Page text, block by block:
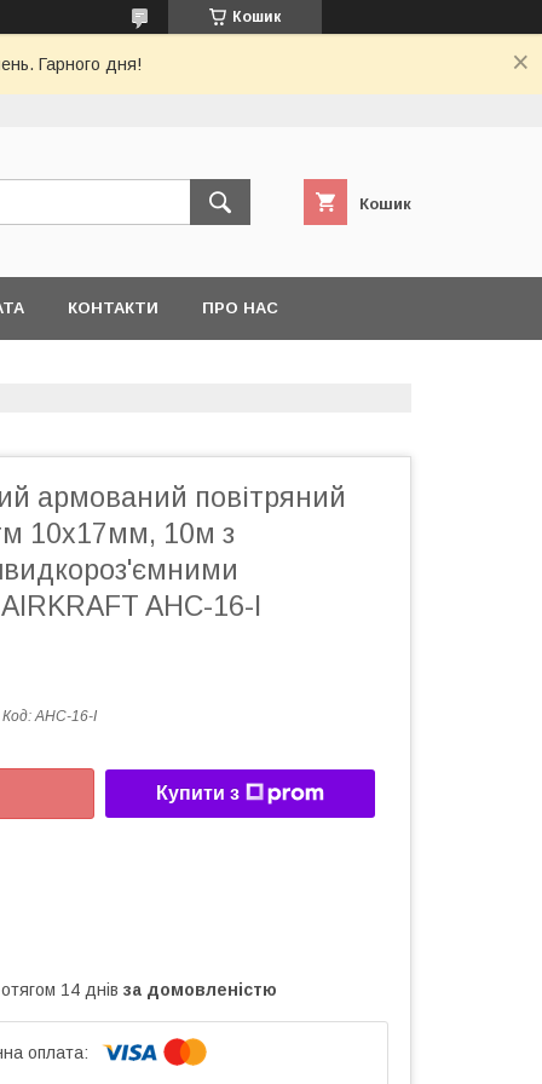
Кошик
Гарного дня!
Кошик
КОНТАКТИ ПРО НАС
армований повітряний
10x17мм, 10м з
AHC-16-I
Код:AHC-16-I
Купити з
14 днів за домовленістю